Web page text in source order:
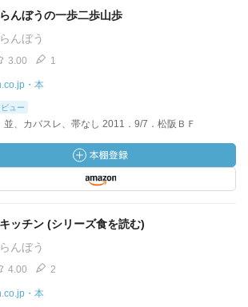
んぼうの一歩二歩山歩
んぼう
3.00 1
・本
ュー
並、カバスレ、帯なし 2011．9/7．松阪ＢＦ
ッチン (シリーズ食を読む)
んぼう
4.00 2
・本